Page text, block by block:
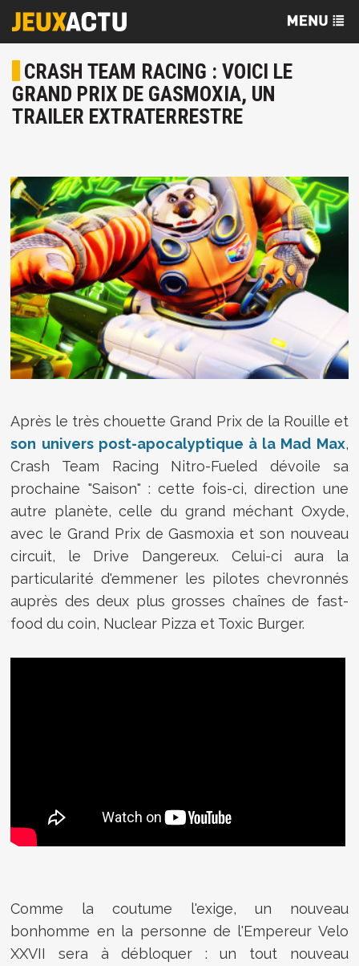
CRASH TEAM RACING : VOICI LE
GRAND PRIX DE GASMOXIA, UN
TRAILER EXTRATERRESTRE
Après le très chouette Grand Prix de la Rouille et
son univers post-apocalyptique à la Mad Max,
Crash Team Racing Nitro-Fueled dévoile sa
prochaine "Saison" : cette fois-ci, direction une
autre planète, celle du grand méchant Oxyde,
avec le Grand Prix de Gasmoxia et son nouveau
circuit, le Drive Dangereux. Celui-ci aura la
particularité d'emmener les pilotes chevronnés
auprès des deux plus grosses chaînes de fast-
food du coin, Nuclear Pizza et Toxic Burger.
Comme la coutume l'exige, un nouveau
bonhomme en la personne de l'Empereur Velo
XXVII sera à débloquer : un tout nouveau